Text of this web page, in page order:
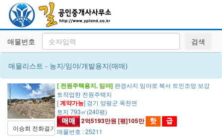
매물번호 검색
매물리스트 - 농지/임야/개발용지(매매)
[ 전원주택용지, 임야] 완경사지 임야로 북서 트인조망 보강
토작업한 전원주택지
[계약가능] 경기 양평군 옥천면
토지 793㎡(240평)
2억5193만원 [평]105만
매물번호 : 25211
이승희 전화걸기